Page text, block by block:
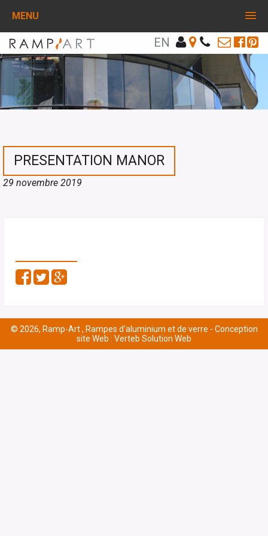
MENU
EN
PRESENTATION MANOR
29 novembre 2019
© 2026, Ramp-Art , Rampes d'aluminium et de verre - Conception
site Web : Verteb Solution Web